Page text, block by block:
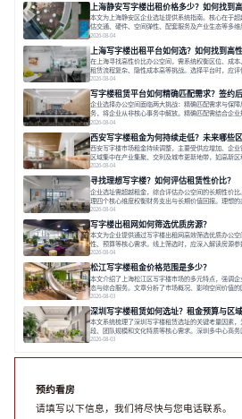
上海静安写字楼出租价格多少？如何找到
本文为上海静安区企业选址提供系统指南。核心在于
估交通、硬件、空间弹性、配套服务及产业生态等多
出打破固定工位思维，采用精装灵活空间与共享配套以
以说明。之后指出，专业运营服务商提供的稳定环境
价值、助力企业成长的关键。对于许多在
2026-08-04
上海写字楼出租平台如何选？如何找到高
在上海寻找高性价比办公空间，需系统权衡区位、成
租赁流程复杂、隐性成本高等挑战。选择平台时，应
为例，其提供从空间到生态的解决方案，通过特色园区
业应明确自身需求，实地考察，选择能支持长期发展
空间，对于企业行政负责人、中小企业主
2026-08-04
写字楼租赁平台如何精确匹配需求？签约
企业选择办公空间面临两大挑战：精确匹配需求与保
务，将企业从非核心事务中解放。精确匹配需结合企
接；签约后则需构建覆盖硬件运维、共享配套及专业物
与个性化运营结合，以全国布局和产业生态圈为企业提
力转变。在为企业寻找办公空间的过程中，
2026-08-04
西安写字楼租金为何持续走低？未来哪些
西安写字楼市场租金持续调整，主要受供应增加、企
区域集中在产业集聚、交利及城市更新地带，如高新
性与员工体验，倾向于提供全包式服务的办公空间。专
长，推动市场向多元化、高性价比方向发展。近年来，
一现象引发了的广泛关注。作为西部重要
2026-08-04
寻找理想写字楼？如何评估租赁性价比？
企业选址需超越租金，综合评估办公空间的长期性价
理四个核心维度权衡财务支出与长期价值回报。理想
套服务及社群资源赋能业务增长，实现成本与价值的平
言，寻找一处合适的办公空间是一项至关重要的决策。
更直接影响着企业的品牌形象、运营成本
2026-08-04
写字楼出租网如何筛选优质房源？
本文为企业提供通过写字楼出租网高效筛选优质办公
性、预算等核心需求。线上筛选时，应深入解读房源
区产业生态与交通区位价值。同时，需考察运营方的品
进行线下实地验证，核对空间实景、测试设施、感受园
数字化时代，写字楼出租网已成为企业寻找
2026-08-04
松江写字楼租金价格范围是多少？
本文介绍了上海松江区写字楼市场的多元特点，强调
态与综合服务。文章分析了市场概况、影响空间价值
空间。之后，以德必集团为例，说明运营方如何通过构
求与长期价值，选择匹配的发展载体。对于许多寻求在
解该区域的写字楼市场概况是决策的首先
2026-08-03
深圳写字楼租赁如何选址？租金预算与区
本文系统梳理了深圳写字楼租赁选址的关键考量因素
段、团队规模和文化特质等核心需求。深圳多中心商
新活力强，前海具政策优势。除传统写字楼外，创意产
款。选址是综合性战略决策，旨在让办公
2026-08-03
预约看房
请填写以下信息，我们将尽快与您电话联系。